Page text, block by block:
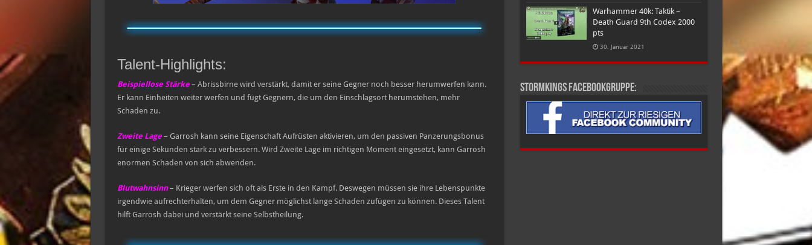
Talent-Highlights:
Beispiellose Stärke – Abrissbirne wird verstärkt, damit er seine Gegner noch besser herumwerfen kann.
Er kann Einheiten weiter werfen und fügt Gegnern, die um den Einschlagsort herumstehen, mehr
Schaden zu.
Zweite Lage – Garrosh kann seine Eigenschaft Aufrüsten aktivieren, um den passiven Panzerungsbonus
für einige Sekunden stark zu verbessern. Wird Zweite Lage im richtigen Moment eingesetzt, kann Garrosh
enormen Schaden von sich abwenden.
Blutwahnsinn – Krieger werfen sich oft als Erste in den Kampf. Deswegen müssen sie ihre Lebenspunkte
irgendwie aufrechterhalten, um dem Gegner möglichst lange Schaden zufügen zu können. Dieses Talent
hilft Garrosh dabei und verstärkt seine Selbstheilung.
Warhammer 40k: Taktik –
Death Guard 9th Codex 2000
pts
30. Januar 2021
Stormkings Facebookgruppe: